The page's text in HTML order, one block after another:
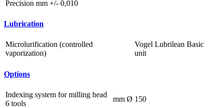
Precision mm +/- 0,010
Lubrication
Microlurification (controlled
vaporization)
Vogel Lubrilean Basic
unit
Options
Indexing system for milling head
6 tools
mm Ø 150